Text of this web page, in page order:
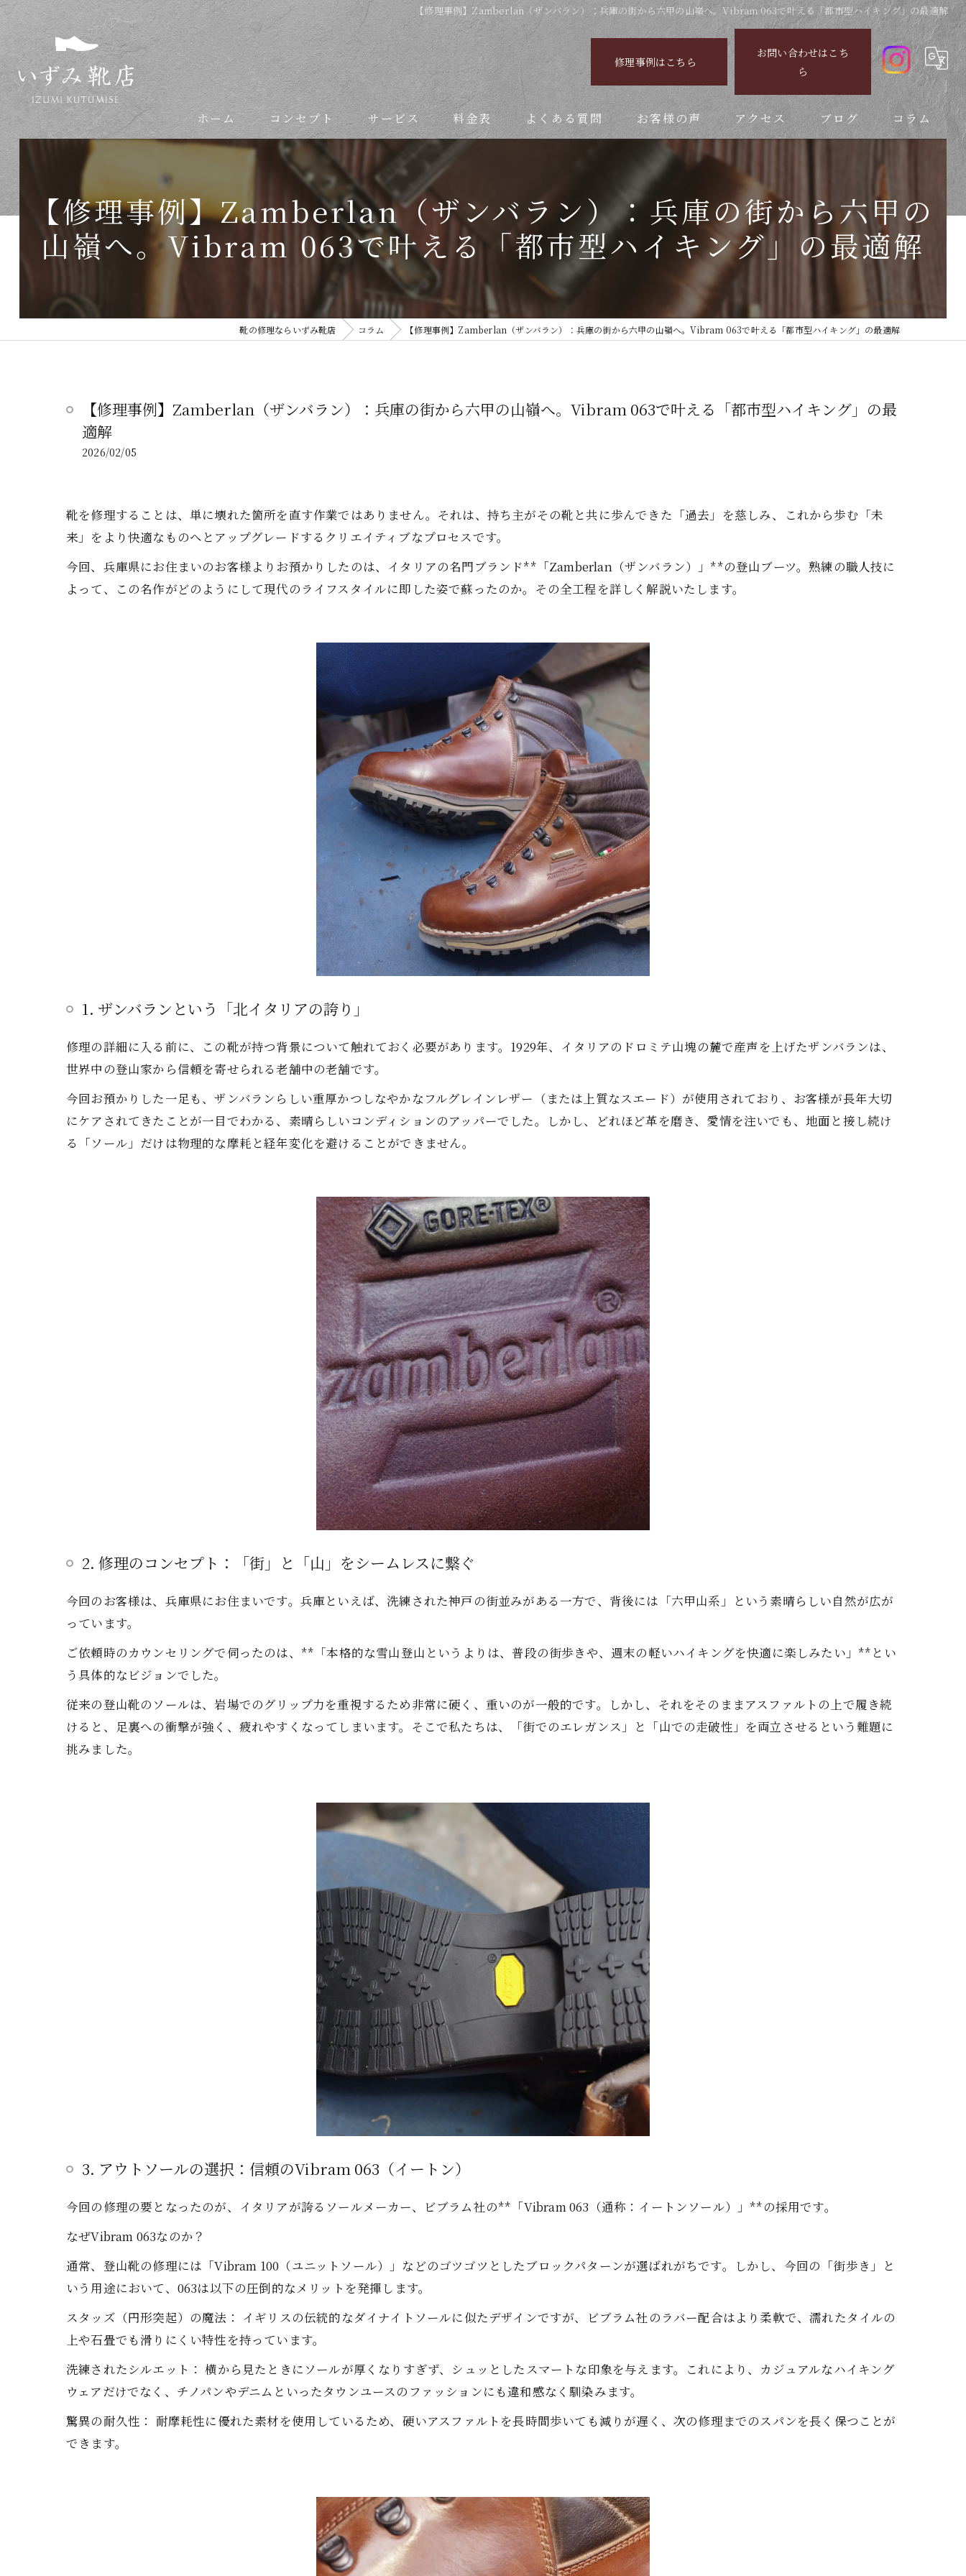
【修理事例】Zamberlan（ザンバラン）：兵庫の街から六甲の山嶺へ。Vibram 063で叶える「都市型ハイキング」の最適解
修理事例はこちら
お問い合わせはこち
ら
ホーム コンセプト
依頼の流れ
サービス 料金表 よくある質問 お客様の声 アクセス ブログ コラム
【修理事例】Zamberlan（ザンバラン）：兵庫の街から六甲の
山嶺へ。Vibram 063で叶える「都市型ハイキング」の最適解
靴の修理ならいずみ靴店 コラム 【修理事例】Zamberlan（ザンバラン）：兵庫の街から六甲の山嶺へ。Vibram 063で叶える「都市型ハイキング」の最適解
【修理事例】Zamberlan（ザンバラン）：兵庫の街から六甲の山嶺へ。Vibram 063で叶える「都市型ハイキング」の最
適解
2026/02/05
靴を修理することは、単に壊れた箇所を直す作業ではありません。それは、持ち主がその靴と共に歩んできた「過去」を慈しみ、これから歩む「未
来」をより快適なものへとアップグレードするクリエイティブなプロセスです。
今回、兵庫県にお住まいのお客様よりお預かりしたのは、イタリアの名門ブランド**「Zamberlan（ザンバラン）」**の登山ブーツ。熟練の職人技に
よって、この名作がどのようにして現代のライフスタイルに即した姿で蘇ったのか。その全工程を詳しく解説いたします。
1. ザンバランという「北イタリアの誇り」
修理の詳細に入る前に、この靴が持つ背景について触れておく必要があります。1929年、イタリアのドロミテ山塊の麓で産声を上げたザンバランは、
世界中の登山家から信頼を寄せられる老舗中の老舗です。
今回お預かりした一足も、ザンバランらしい重厚かつしなやかなフルグレインレザー（または上質なスエード）が使用されており、お客様が長年大切
にケアされてきたことが一目でわかる、素晴らしいコンディションのアッパーでした。しかし、どれほど革を磨き、愛情を注いでも、地面と接し続け
る「ソール」だけは物理的な摩耗と経年変化を避けることができません。
2. 修理のコンセプト：「街」と「山」をシームレスに繋ぐ
今回のお客様は、兵庫県にお住まいです。兵庫といえば、洗練された神戸の街並みがある一方で、背後には「六甲山系」という素晴らしい自然が広が
っています。
ご依頼時のカウンセリングで伺ったのは、**「本格的な雪山登山というよりは、普段の街歩きや、週末の軽いハイキングを快適に楽しみたい」**とい
う具体的なビジョンでした。
従来の登山靴のソールは、岩場でのグリップ力を重視するため非常に硬く、重いのが一般的です。しかし、それをそのままアスファルトの上で履き続
けると、足裏への衝撃が強く、疲れやすくなってしまいます。そこで私たちは、「街でのエレガンス」と「山での走破性」を両立させるという難題に
挑みました。
3. アウトソールの選択：信頼のVibram 063（イートン）
今回の修理の要となったのが、イタリアが誇るソールメーカー、ビブラム社の**「Vibram 063（通称：イートンソール）」**の採用です。
なぜVibram 063なのか？
通常、登山靴の修理には「Vibram 100（ユニットソール）」などのゴツゴツとしたブロックパターンが選ばれがちです。しかし、今回の「街歩き」と
いう用途において、063は以下の圧倒的なメリットを発揮します。
スタッズ（円形突起）の魔法： イギリスの伝統的なダイナイトソールに似たデザインですが、ビブラム社のラバー配合はより柔軟で、濡れたタイルの
上や石畳でも滑りにくい特性を持っています。
洗練されたシルエット： 横から見たときにソールが厚くなりすぎず、シュッとしたスマートな印象を与えます。これにより、カジュアルなハイキング
ウェアだけでなく、チノパンやデニムといったタウンユースのファッションにも違和感なく馴染みます。
驚異の耐久性： 耐摩耗性に優れた素材を使用しているため、硬いアスファルトを長時間歩いても減りが遅く、次の修理までのスパンを長く保つことが
できます。